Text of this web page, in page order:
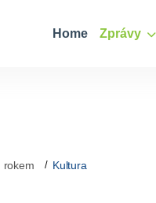
Home Zprávy
rokem Kultura